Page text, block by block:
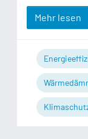
Mehr lesen